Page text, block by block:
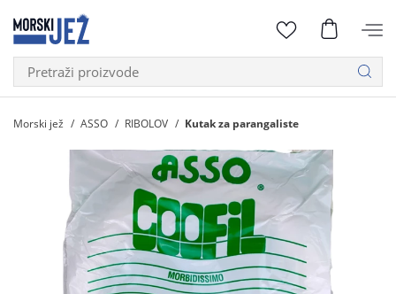
Morski jež ASSO RIBOLOV Kutak za parangaliste